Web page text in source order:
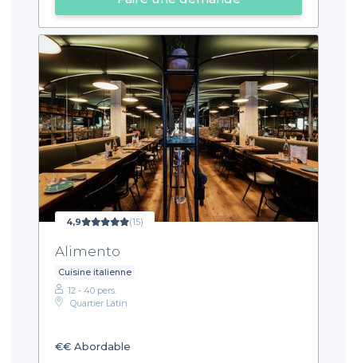
4,9 (15)
Alimento
Cuisine italienne
12 - 40 pers.
Quartier Latin
€€ Abordable